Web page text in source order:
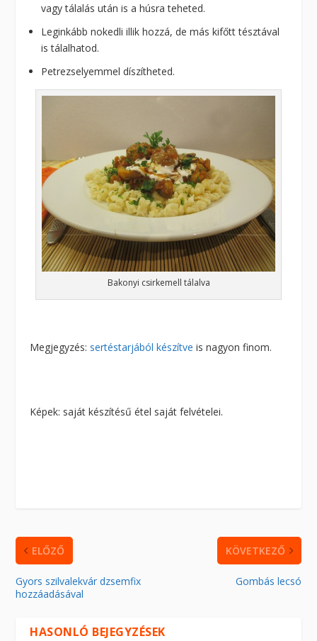
vagy tálalás után is a húsra teheted.
Leginkább nokedli illik hozzá, de más kifőtt tésztával
is tálalhatod.
Petrezselyemmel díszítheted.
Bakonyi csirkemell tálalva
Megjegyzés: sertéstarjából készítve is nagyon finom.
Képek: saját készítésű étel saját felvételei.
ELŐZŐ
Gyors szilvalekvár dzsemfix
hozzáadásával
KÖVETKEZŐ
Gombás lecsó
HASONLÓ BEJEGYZÉSEK